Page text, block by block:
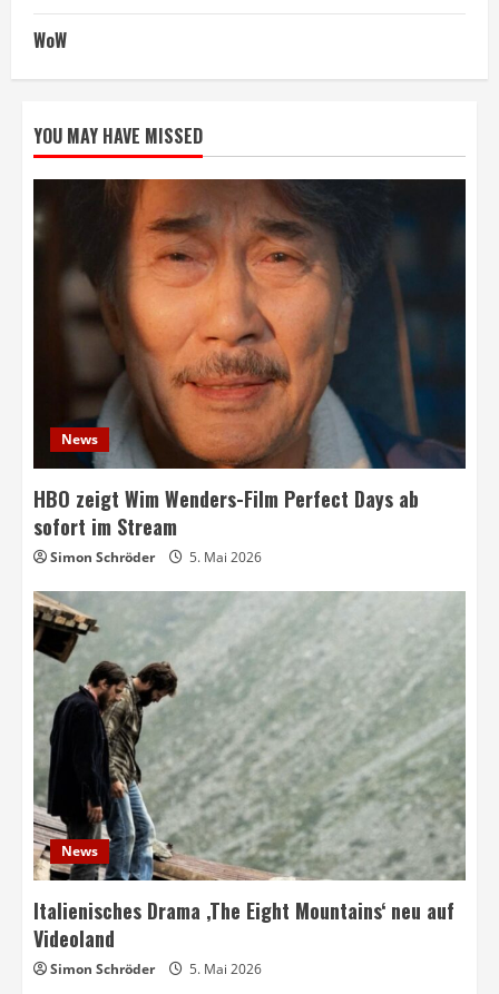
WoW
YOU MAY HAVE MISSED
News
HBO zeigt Wim Wenders-Film Perfect Days ab
sofort im Stream
Simon Schröder 5. Mai 2026
News
Italienisches Drama ‚The Eight Mountains‘ neu auf
Videoland
Simon Schröder 5. Mai 2026